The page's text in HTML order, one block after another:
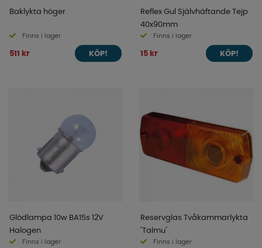
Baklykta höger
Finns i lager
511 kr KÖP!
Reflex Gul Självhäftande Tejp
40x90mm
Finns i lager
15 kr KÖP!
Glödlampa 10w BA15s 12V
Halogen
Finns i lager
Reservglas Tvåkammarlykta
´Talmu´
Finns i lager